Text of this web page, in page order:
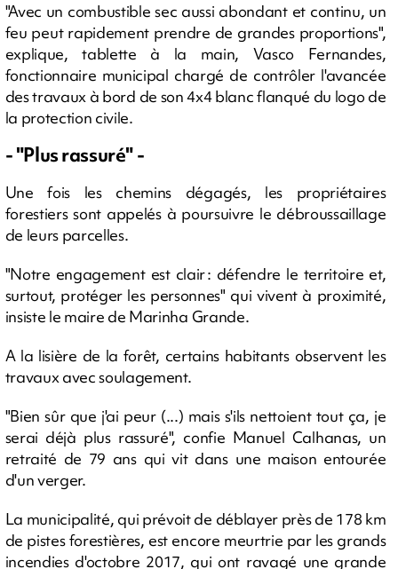
"Avec un combustible sec aussi abondant et continu, un
feu peut rapidement prendre de grandes proportions",
explique, tablette à la main, Vasco Fernandes,
fonctionnaire municipal chargé de contrôler l'avancée
des travaux à bord de son 4x4 blanc flanqué du logo de
la protection civile.
- "Plus rassuré" -
Une fois les chemins dégagés, les propriétaires
forestiers sont appelés à poursuivre le débroussaillage
de leurs parcelles.
"Notre engagement est clair : défendre le territoire et,
surtout, protéger les personnes" qui vivent à proximité,
insiste le maire de Marinha Grande.
A la lisière de la forêt, certains habitants observent les
travaux avec soulagement.
"Bien sûr que j'ai peur (...) mais s'ils nettoient tout ça, je
serai déjà plus rassuré", confie Manuel Calhanas, un
retraité de 79 ans qui vit dans une maison entourée
d'un verger.
La municipalité, qui prévoit de déblayer près de 178 km
de pistes forestières, est encore meurtrie par les grands
incendies d'octobre 2017, qui ont ravagé une grande